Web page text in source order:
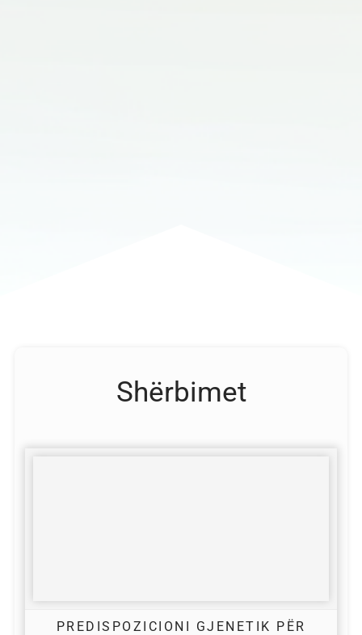
Shërbimet
PREDISPOZICIONI GJENETIK PËR